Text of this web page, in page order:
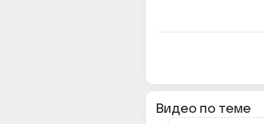
Видео по теме